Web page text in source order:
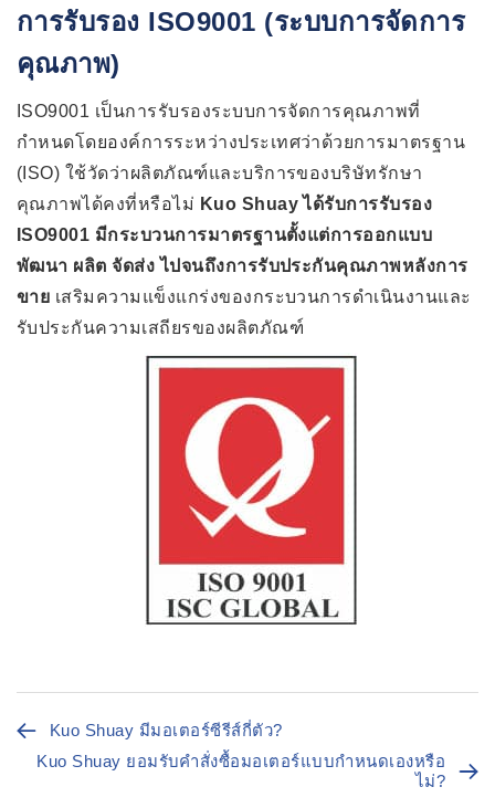
การรับรอง ISO9001 (ระบบการจัดการ
คุณภาพ)
ISO9001 เป็นการรับรองระบบการจัดการคุณภาพที่
กำหนดโดยองค์การระหว่างประเทศว่าด้วยการมาตรฐาน
(ISO) ใช้วัดว่าผลิตภัณฑ์และบริการของบริษัทรักษา
คุณภาพได้คงที่หรือไม่ Kuo Shuay ได้รับการรับรอง
ISO9001 มีกระบวนการมาตรฐานตั้งแต่การออกแบบ
พัฒนา ผลิต จัดส่ง ไปจนถึงการรับประกันคุณภาพหลังการ
ขาย เสริมความแข็งแกร่งของกระบวนการดำเนินงานและ
รับประกันความเสถียรของผลิตภัณฑ์
Kuo Shuay มีมอเตอร์ซีรีส์กี่ตัว?
Kuo Shuay ยอมรับคำสั่งซื้อมอเตอร์แบบกำหนดเองหรือ
ไม่?